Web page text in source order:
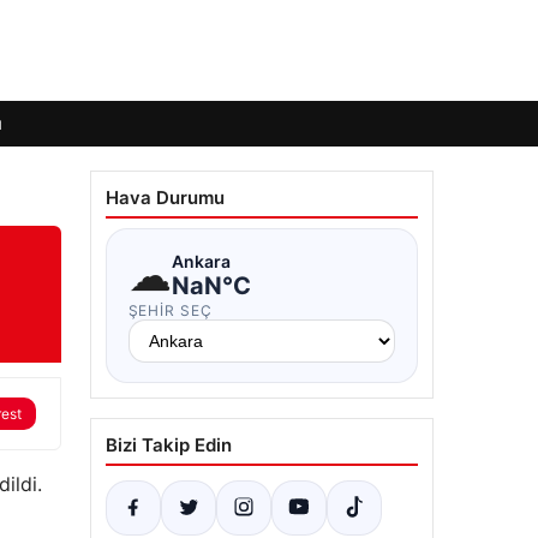
Hava Durumu
☁Ankara
NaN°C
ŞEHIR SEÇ
Bizi Takip Edin